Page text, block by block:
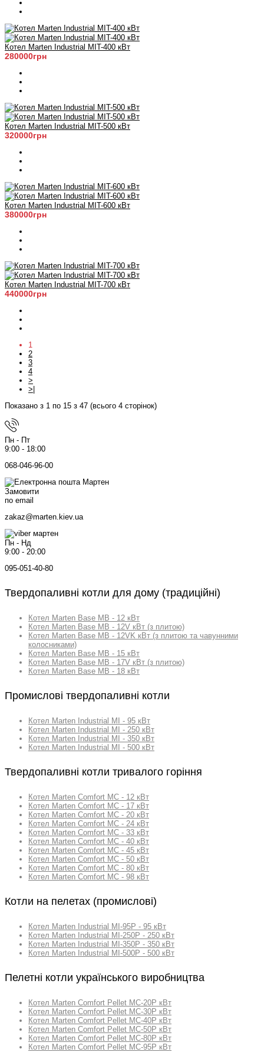
Котел Marten Industrial МIT-400 кВт
280000грн
Котел Marten Industrial МIT-500 кВт
320000грн
Котел Marten Industrial МIT-600 кВт
380000грн
Котел Marten Industrial МIT-700 кВт
440000грн
1
2
3
4
>
>|
Показано з 1 по 15 з 47 (всього 4 сторінок)
Пн - Пт
9:00 - 18:00
068-046-96-00
Замовити
по email
zakaz@marten.kiev.ua
Пн - Нд
9:00 - 20:00
095-051-40-80
Твердопаливні котли для дому (традиційні)
Котел Marten Base MB - 12 кВт
Котел Marten Base MB - 12V кВт (з плитою)
Котел Marten Base MB - 12VK кВт (з плитою та чавунними
колосниками)
Котел Marten Base MB - 15 кВт
Котел Marten Base MB - 17V кВт (з плитою)
Котел Marten Base MB - 18 кВт
Промислові твердопаливні котли
Котел Marten Industrial MI - 95 кВт
Котел Marten Industrial MI - 250 кВт
Котел Marten Industrial MI - 350 кВт
Котел Marten Industrial MI - 500 кВт
Твердопаливні котли тривалого горіння
Котел Marten Comfort MC - 12 кВт
Котел Marten Comfort MC - 17 кВт
Котел Marten Comfort MC - 20 кВт
Котел Marten Comfort MC - 24 кВт
Котел Marten Comfort MC - 33 кВт
Котел Marten Comfort MC - 40 кВт
Котел Marten Comfort MC - 45 кВт
Котел Marten Comfort MC - 50 кВт
Котел Marten Comfort MC - 80 кВт
Котел Marten Comfort MC - 98 кВт
Котли на пелетах (промислові)
Котел Marten Industrial MI-95P - 95 кВт
Котел Marten Industrial MI-250P - 250 кВт
Котел Marten Industrial MI-350P - 350 кВт
Котел Marten Industrial MI-500P - 500 кВт
Пелетні котли українського виробництва
Котел Marten Comfort Pellet MC-20P кВт
Котел Marten Comfort Pellet MC-30P кВт
Котел Marten Comfort Pellet MC-40P кВт
Котел Marten Comfort Pellet MC-50P кВт
Котел Marten Comfort Pellet MC-80P кВт
Котел Marten Comfort Pellet MC-95P кВт